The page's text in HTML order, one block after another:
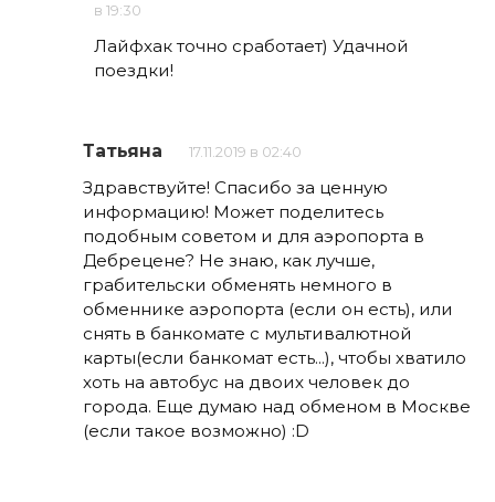
в 19:30
Лайфхак точно сработает) Удачной
поездки!
Татьяна 17.11.2019 в 02:40
Здравствуйте! Спасибо за ценную
информацию! Может поделитесь
подобным советом и для аэропорта в
Дебрецене? Не знаю, как лучше,
грабительски обменять немного в
обменнике аэропорта (если он есть), или
снять в банкомате с мультивалютной
карты(если банкомат есть...), чтобы хватило
хоть на автобус на двоих человек до
города. Еще думаю над обменом в Москве
(если такое возможно) :D